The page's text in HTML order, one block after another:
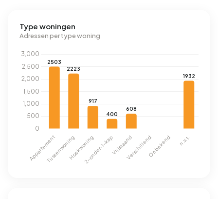
Type woningen
Adressen per type woning